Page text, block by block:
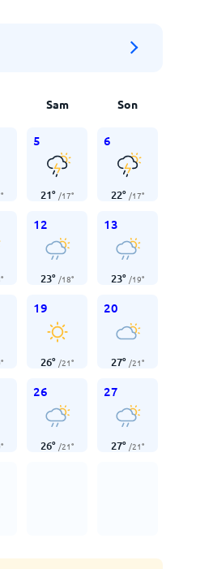
Sam Son
°
5
21° /17°
6
22° /17°
°
12
23° /18°
13
23° /19°
°
19
26° /21°
20
27° /21°
°
26
26° /21°
27
27° /21°